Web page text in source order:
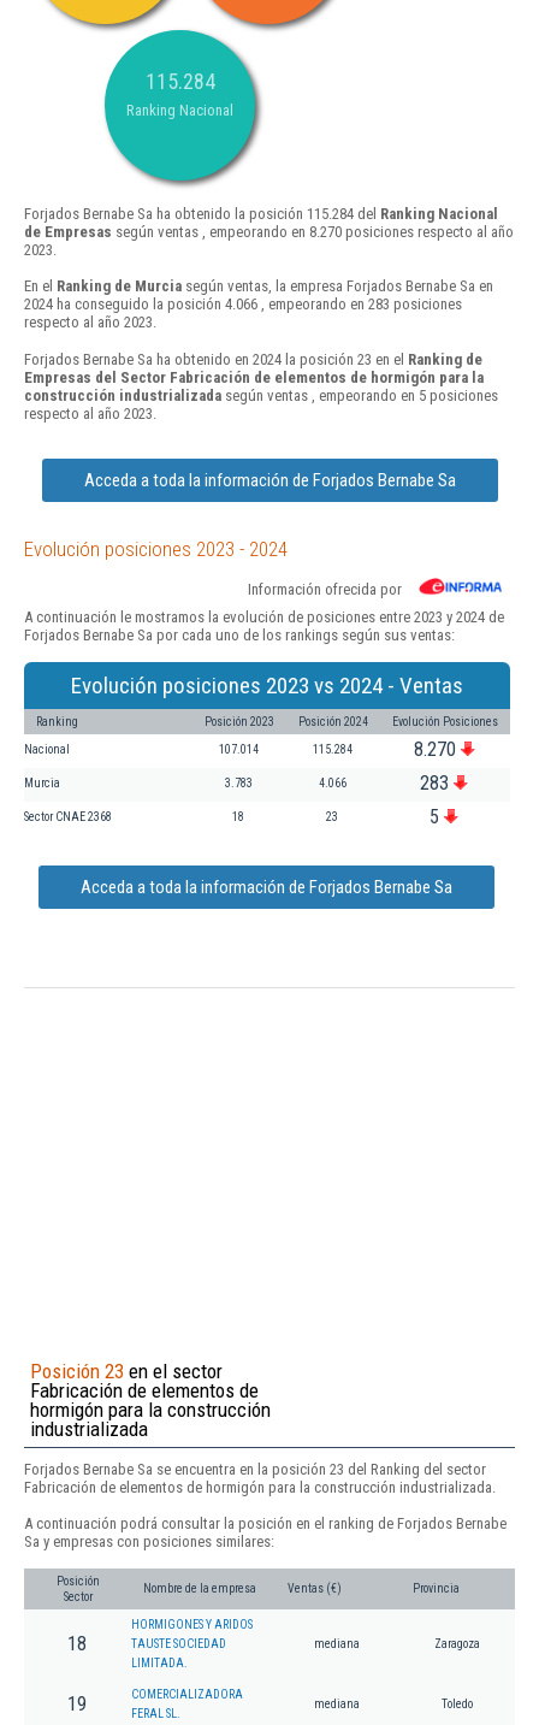
115.284
Ranking Nacional
Forjados Bernabe Sa ha obtenido la posición 115.284 del Ranking Nacional
de Empresas según ventas , empeorando en 8.270 posiciones respecto al año
2023.
En el Ranking de Murcia según ventas, la empresa Forjados Bernabe Sa en
2024 ha conseguido la posición 4.066 , empeorando en 283 posiciones
respecto al año 2023.
Forjados Bernabe Sa ha obtenido en 2024 la posición 23 en el Ranking de
Empresas del Sector Fabricación de elementos de hormigón para la
construcción industrializada según ventas , empeorando en 5 posiciones
respecto al año 2023.
Acceda a toda la información de Forjados Bernabe Sa
Evolución posiciones 2023 - 2024
Información ofrecida por
A continuación le mostramos la evolución de posiciones entre 2023 y 2024 de
Forjados Bernabe Sa por cada uno de los rankings según sus ventas:
Evolución posiciones 2023 vs 2024 - Ventas
Ranking Posición 2023 Posición 2024 Evolución Posiciones
Nacional 107.014 115.284 8.270
Murcia 3.783 4.066 283
Sector CNAE 2368 18 23 5
Acceda a toda la información de Forjados Bernabe Sa
Posición 23 en el sector
Fabricación de elementos de
hormigón para la construcción
industrializada
Forjados Bernabe Sa se encuentra en la posición 23 del Ranking del sector
Fabricación de elementos de hormigón para la construcción industrializada.
A continuación podrá consultar la posición en el ranking de Forjados Bernabe
Sa y empresas con posiciones similares:
Posición
Sector
Nombre de la empresa Ventas (€) Provincia
18
HORMIGONES Y ARIDOS
TAUSTE SOCIEDAD
LIMITADA.
mediana Zaragoza
19
COMERCIALIZADORA
FERAL SL.
mediana Toledo